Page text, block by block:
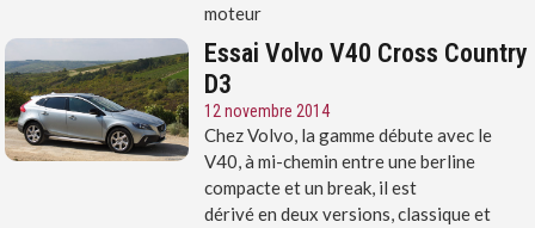
moteur
Essai Volvo V40 Cross Country
D3
12 novembre 2014
Chez Volvo, la gamme débute avec le
V40, à mi-chemin entre une berline
compacte et un break, il est
dérivé en deux versions, classique et